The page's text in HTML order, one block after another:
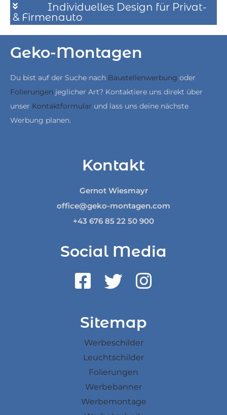
Individuelles Design für Privat-
& Firmenauto
Geko-Montagen
Du bist auf der Suche nach Baustellenwerbung oder
Folierungen jeglicher Art? Kontaktiere uns direkt über
unser Kontaktformular und lass uns deine nächste
Werbung planen.
Kontakt
Gernot Wiesmayr
office@geko-montagen.com
+43 676 85 22 50 900
Social Media
Sitemap
Werbeschilder
Leuchtschilder
Folierungen
Werbebanner
Werbemontage